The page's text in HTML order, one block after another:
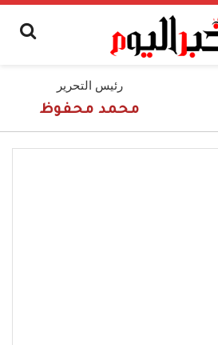
رئيس التحرير
محمد محفوظ